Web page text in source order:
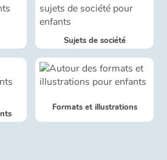
lecture
Sujets de société
Formats et illustrations